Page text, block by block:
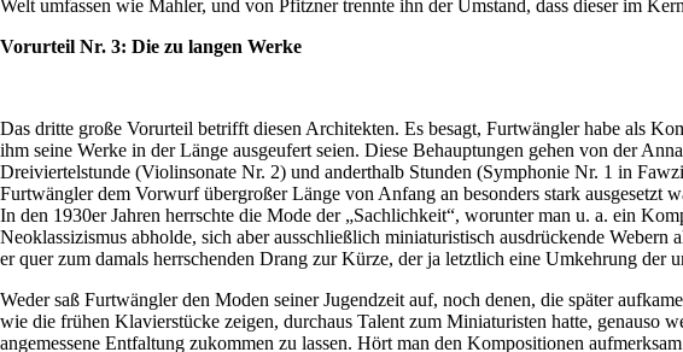
Welt umfassen wie Mahler, und von Pfitzner trennte ihn der Umstand, dass dieser im
Vorurteil Nr. 3: Die zu langen Werke
Das dritte große Vorurteil betrifft diesen Architekten. Es besagt, Furtwängler habe als
ihm seine Werke in der Länge ausgeufert seien. Diese Behauptungen gehen von der
Dreiviertelstunde (Violinsonate Nr. 2) und anderthalb Stunden (Symphonie Nr. 1 in
Furtwängler dem Vorwurf übergroßer Länge von Anfang an besonders stark ausgesetzt
In den 1930er Jahren herrschte die Mode der „Sachlichkeit“, worunter man u. a. ein
Neoklassizismus abholde, sich aber ausschließlich miniaturistisch ausdrückende
er quer zum damals herrschenden Drang zur Kürze, der ja letztlich eine Umkehrung
Weder saß Furtwängler den Moden seiner Jugendzeit auf, noch denen, die später
wie die frühen Klavierstücke zeigen, durchaus Talent zum Miniaturisten hatte, genauso
angemessene Entfaltung zukommen zu lassen. Hört man den Kompositionen